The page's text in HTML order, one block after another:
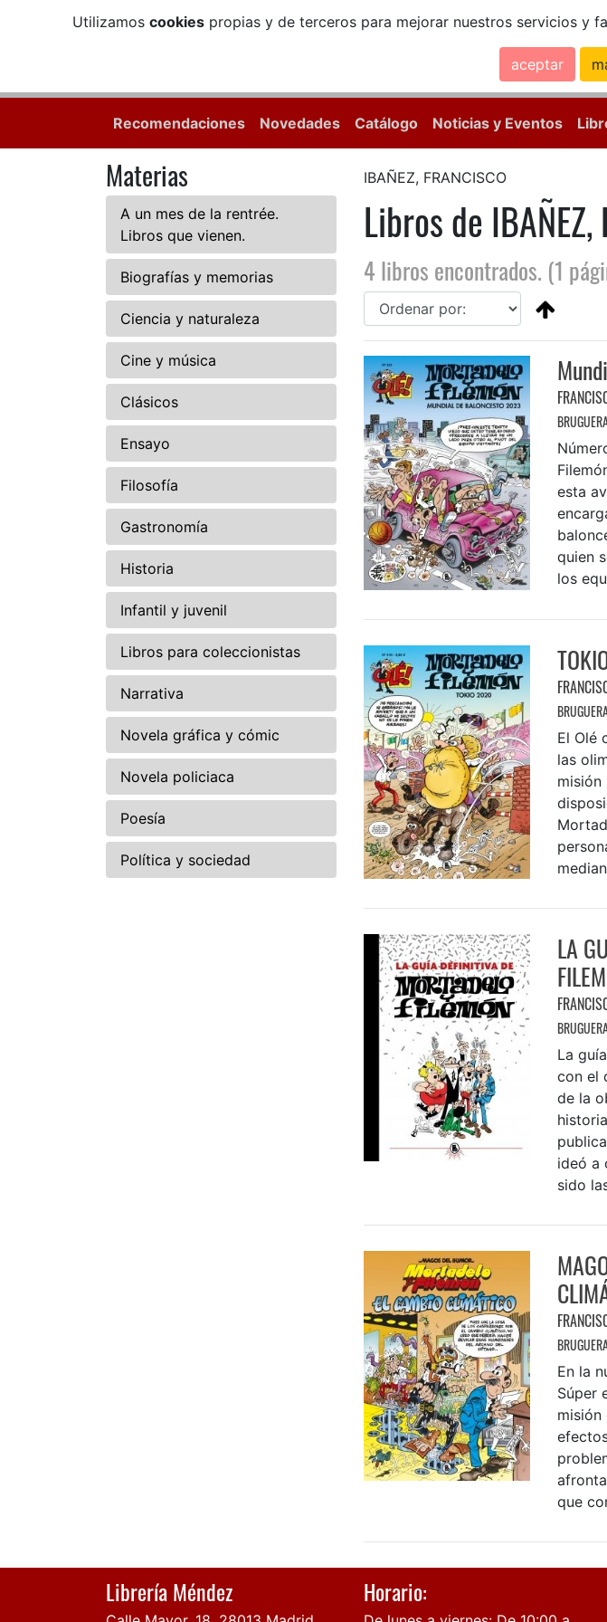
Utilizamos cookiespropias y de terceros para mejorar nuestros servicios y
aceptar
Recomendaciones Novedades Catálogo Noticias y Eventos
Materias
A un mes de la rentrée.
Libros que vienen.
Biografías y memorias
Ciencia y naturaleza
Cine y música
Clásicos
Ensayo
Filosofía
Gastronomía
Historia
Infantil y juvenil
Libros para coleccionistas
Narrativa
Novela gráfica y cómic
Novela policiaca
Poesía
Política y sociedad
IBAÑEZ, FRANCISCO
Libros de IBAÑEZ,
4 libros encontrados. (1
esta
quien
los
El Olé
las
misión
LA
La
con el
de la
ideó a
sido
En la
Súper
misión
que
Librería Méndez Horario: